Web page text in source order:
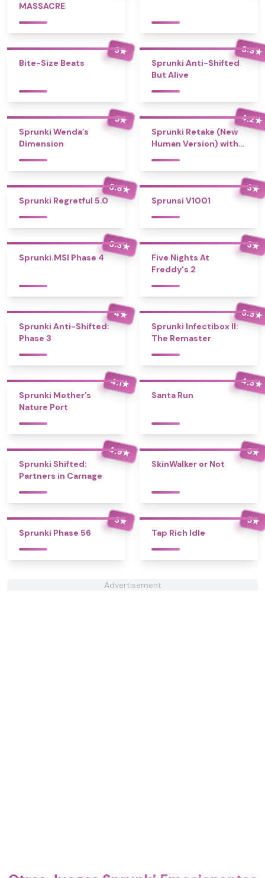
MASSACRE
3★
Bite-Size Beats
3.3★
Sprunki Anti-Shifted
But Alive
5★
Sprunki Wenda’s
Dimension
4.2★
Sprunki Retake (New
Human Version) with
3.8★
Sprunki Regretful 5.0
3★
Sprunsi V1001
3.3★
Sprunki.MSI Phase 4
3★
Five Nights At
Freddy's 2
4★
Sprunki Anti-Shifted:
Phase 3
3.3★
Sprunki Infectibox II:
The Remaster
4.1★
Sprunki Mother’s
Nature Port
4.3★
Santa Run
4.9★
Sprunki Shifted:
Partners in Carnage
5★
SkinWalker or Not
3★
Sprunki Phase 56
5★
Tap Rich Idle
Advertisement